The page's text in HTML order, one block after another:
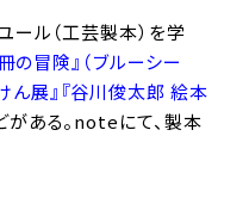
ール（工芸製本）を学
の冒険』（ブルーシー
ん展』 『谷川俊太郎 絵本
がある。noteにて、製本